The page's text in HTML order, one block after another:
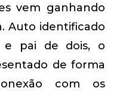
vem ganhando
Auto identificado
e pai de dois, o
de forma
com os